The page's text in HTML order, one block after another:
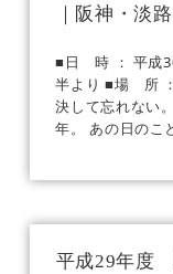
｜阪神・淡
■日 時 ： 平成
半より ■場 所
決して忘れない
年。 あの日のこ
平成29年度